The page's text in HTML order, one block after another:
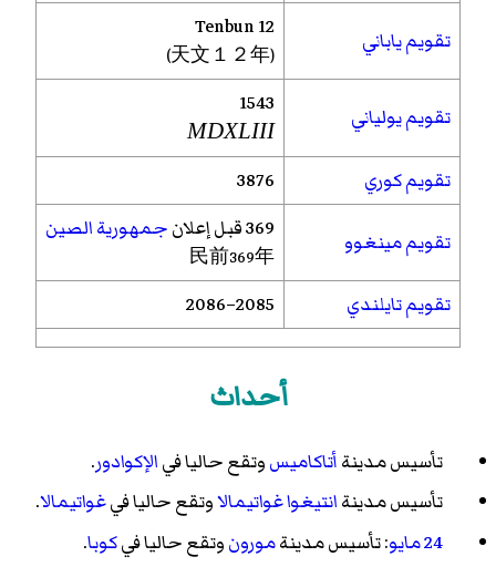
تقويم ياباني Tenbun12
(天文１２年)
تقويم يولياني 1543
MDXLIII
تقويم كوري 3876
تقويم مينغوو 369 قبل إعلان جمهورية الصين
民前369年
تقويم تايلندي 2085–2086
أحداث
تأسيس مدينةأتاكاميسوتقع حاليا فيالإكوادور.
تأسيس مدينةانتيغوا غواتيمالاوتقع حاليا فيغواتيمالا.
24 مايو
: تأسيس مدينةمورونوتقع حاليا فيكوبا.